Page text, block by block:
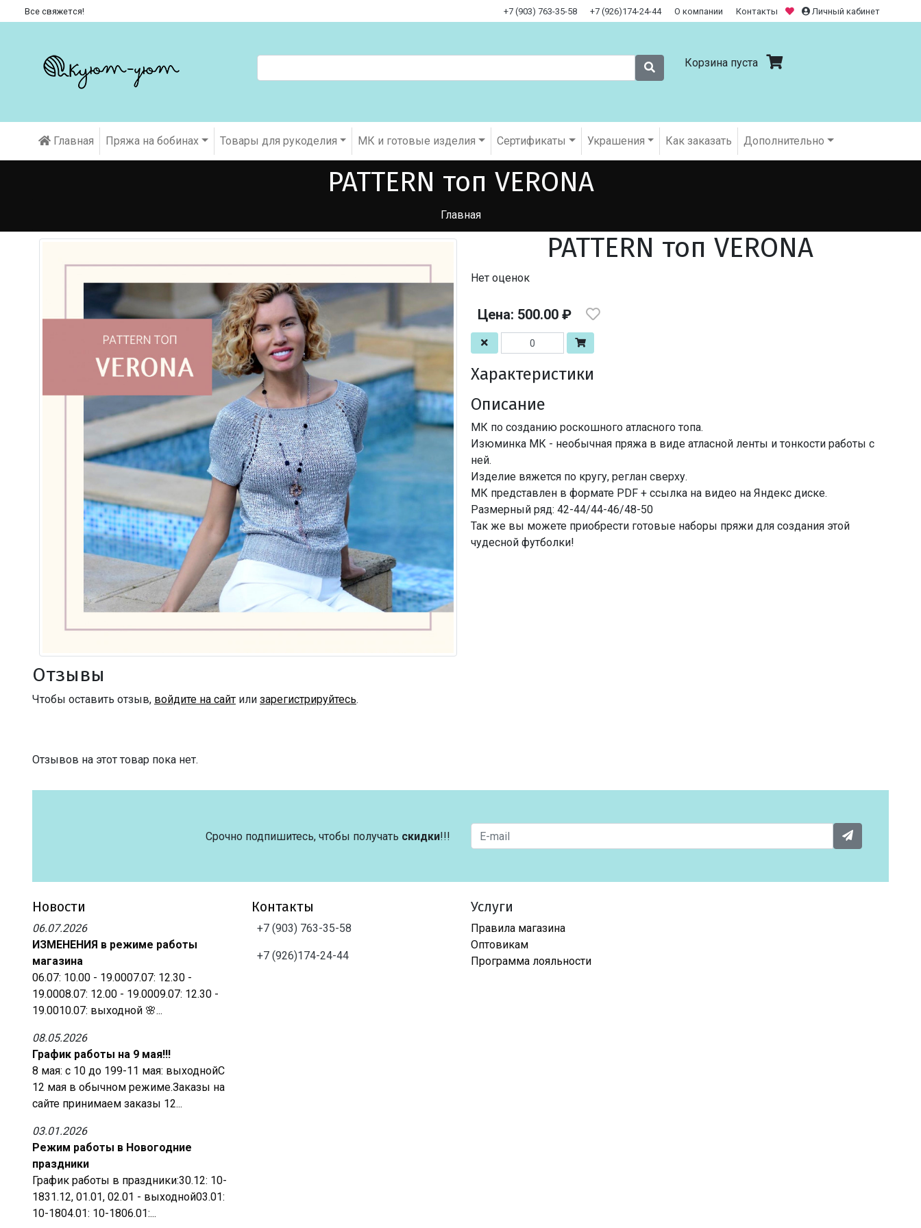
Все свяжется! +7 (903) 763-35-58 +7 (926)174-24-44 О компании Контакты Личный кабинет
Корзина пуста
Главная Пряжа на бобинах Товары для рукоделия МК и готовые изделия Cертификаты Украшения Как заказать Дополнительно
PATTERN топ VERONA
Главная
PATTERN топ VERONA
Нет оценок
Цена: 500.00 ₽
Характеристики
Описание
МК по созданию роскошного атласного топа.
Изюминка МК - необычная пряжа в виде атласной ленты и тонкости работы с
ней.
Изделие вяжется по кругу, реглан сверху.
МК представлен в формате PDF + ссылка на видео на Яндекс диске.
Размерный ряд: 42-44/44-46/48-50
Так же вы можете приобрести готовые наборы пряжи для создания этой
чудесной футболки!
Отзывы
Чтобы оставить отзыв, войдите на сайт или зарегистрируйтесь.
Отзывов на этот товар пока нет.
Срочно подпишитесь, чтобы получать скидки!!!
Новости
06.07.2026
ИЗМЕНЕНИЯ в режиме работы
магазина
06.07: 10.00 - 19.0007.07: 12.30 -
19.0008.07: 12.00 - 19.0009.07: 12.30 -
19.0010.07: выходной 🌸...
08.05.2026
График работы на 9 мая!!!
8 мая: с 10 до 199-11 мая: выходнойС
12 мая в обычном режиме.Заказы на
сайте принимаем заказы 12...
03.01.2026
Режим работы в Новогодние
праздники
График работы в праздники:30.12: 10-
1831.12, 01.01, 02.01 - выходной03.01:
10-1804.01: 10-1806.01:...
Контакты
+7 (903) 763-35-58
+7 (926)174-24-44
Услуги
Правила магазина
Оптовикам
Программа лояльности